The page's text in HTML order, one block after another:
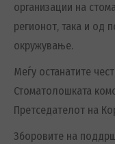
организации на
регионот, така и од
окружување.
Меѓу останатите
Стоматолошката
Претседателот на
Зборовите на